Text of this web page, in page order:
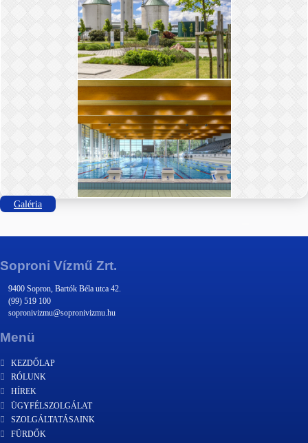
Galéria
Soproni Vízmű Zrt.
9400 Sopron, Bartók Béla utca 42.
(99) 519 100
sopronivizmu@sopronivizmu.hu
Menü
KEZDŐLAP
RÓLUNK
HÍREK
ÜGYFÉLSZOLGÁLAT
SZOLGÁLTATÁSAINK
FÜRDŐK